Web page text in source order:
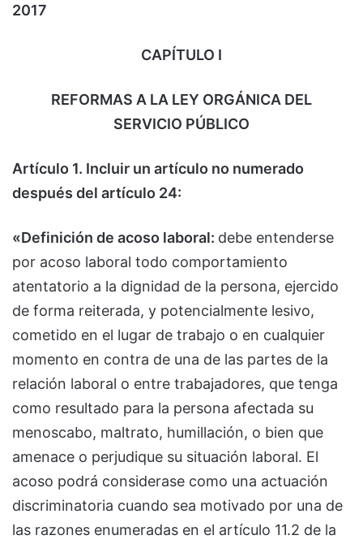
2017
CAPÍTULO I
REFORMAS A LA LEY ORGÁNICA DEL
SERVICIO PÚBLICO
Artículo 1. Incluir un artículo no numerado
después del artículo 24:
«Definición de acoso laboral: debe entenderse
por acoso laboral todo comportamiento
atentatorio a la dignidad de la persona, ejercido
de forma reiterada, y potencialmente lesivo,
cometido en el lugar de trabajo o en cualquier
momento en contra de una de las partes de la
relación laboral o entre trabajadores, que tenga
como resultado para la persona afectada su
menoscabo, maltrato, humillación, o bien que
amenace o perjudique su situación laboral. El
acoso podrá considerase como una actuación
discriminatoria cuando sea motivado por una de
las razones enumeradas en el artículo 11.2 de la